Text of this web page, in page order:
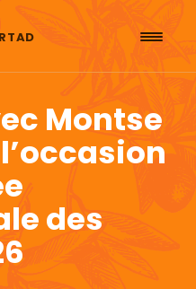
Montse
des